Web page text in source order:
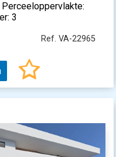
3
Ref. VA-22965